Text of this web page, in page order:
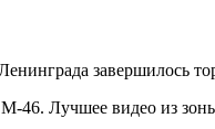
завершилось
46. Лучшее видео из